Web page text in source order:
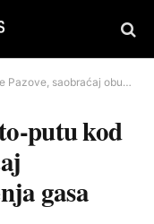
obustavljen zbog curenja gasa
putu kod
gasa